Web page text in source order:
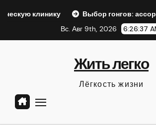
Выбор гонгов: ассортимент и
Вс. Авг 9th, 2026
6:26:39
Жить легко
Лёгкость жизни